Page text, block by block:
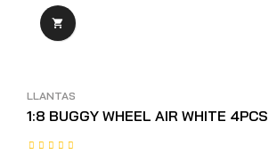

LLANTAS
1:8 BUGGY WHEEL AIR WHITE 4PCS